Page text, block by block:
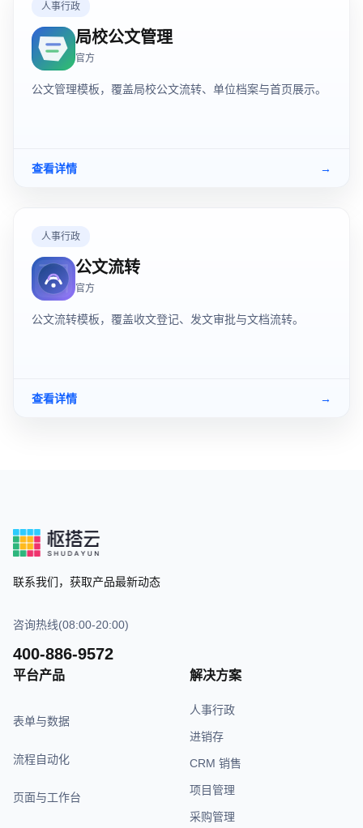
人事行政
局校公文管理
官方
公文管理模板，覆盖局校公文流转、单位档案与首页展示。
查看详情 →
人事行政
公文流转
官方
公文流转模板，覆盖收文登记、发文审批与文档流转。
查看详情 →
联系我们，获取产品最新动态
咨询热线(08:00-20:00)
400-886-9572
平台产品
表单与数据
流程自动化
页面与工作台
解决方案
人事行政
进销存
CRM 销售
项目管理
采购管理